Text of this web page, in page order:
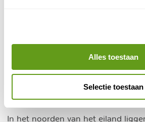
Alles toestaan
Selectie toestaan
Prachtig om te zien! In het park
Chamarel Waterfall
het Ebony Forest Reserve.
5. Botanische tuinen
In het noorden van het eiland